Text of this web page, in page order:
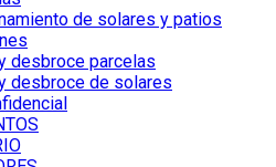
de solares y patios
desbroce parcelas
desbroce de solares